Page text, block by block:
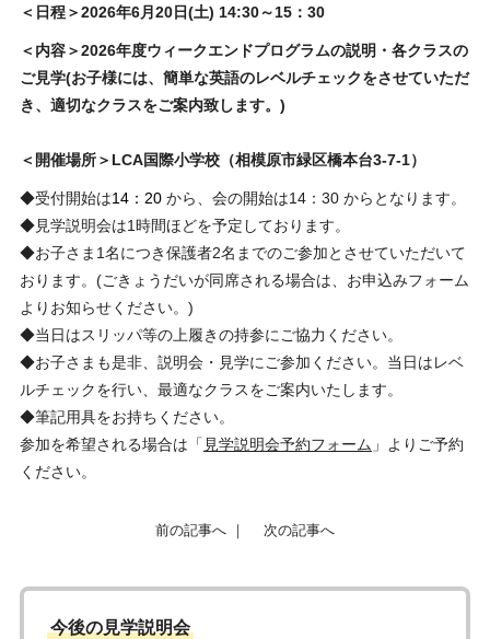
＜日程＞2026年6月20日(土) 14:30～15：30
＜内容＞2026年度ウィークエンドプログラムの説明・各クラスの
ご見学(お子様には、簡単な英語のレベルチェックをさせていただ
き、適切なクラスをご案内致します。)
＜開催場所＞LCA国際小学校（相模原市緑区橋本台3-7-1）
◆受付開始は14：20 から、 会の開始は14：30 からとなります。
◆見学説明会は1時間ほどを予定しております。
◆お子さま1名につき保護者2名までのご参加とさせていただいて
お ります。(ごきょうだいが同席される場合は、お申込みフォーム
よりお知らせください。)
◆当日はスリッパ等の上履きの持参にご協力ください。
◆お子さまも是非、説明会・見学にご参加ください。 当日はレベ
ルチェックを行い、最適なクラスをご案内いたします。
◆筆記用具をお持ちください。
参加を希望される場合は「 見学説明会予約フォーム 」よりご予約
ください。
前の記事へ ｜ 次の記事へ
今後の見学説明会